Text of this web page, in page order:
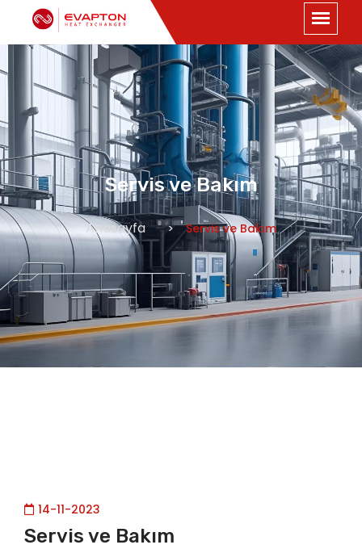
Servis ve Bakım
Anasayfa Servis ve Bakım
14-11-2023
Servis ve Bakım